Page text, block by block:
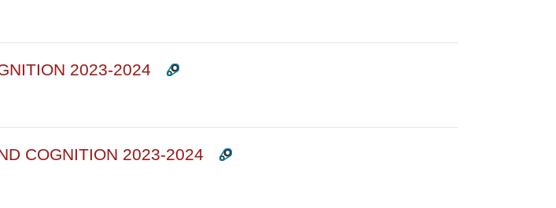
2023-2024
COGNITION 2023-2024